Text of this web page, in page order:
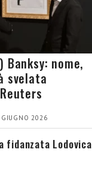
Banksy: nome,
svelata
2026
fidanzata Lodovica